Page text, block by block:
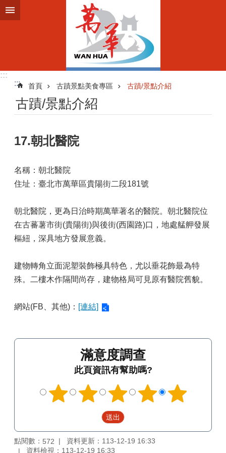
跳到主要內容區塊
:::
:::
首頁 古蹟景點美食專區 古蹟/景點介紹
古蹟/景點介紹
17.朝北醫院
名稱：朝北醫院
住址：臺北市萬華區貴陽街二段181號
朝北醫院，更為日治時期萬華著名的醫院。朝北醫院位
在古蕃薯市街(貴陽街)與後街(西園路)口，地處艋舺發展
樞紐，深具地方發展意義。
建物轉角立面泥塑裝飾極具特色，尤以垂花飾最為特
殊。二樓木作隔間尚存，建物格局可見原有醫院舊貌。
網站(FB、其他)： [連結]
滿意度調查
此頁資訊有幫助嗎?
點閱數： 572
資料更新：113-12-19 16:33
資料檢視：113-12-19 16:33